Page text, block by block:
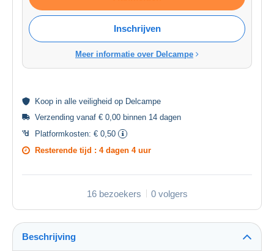
Inschrijven
Meer informatie over Delcampe
Koop in alle veiligheid op Delcampe
Verzending vanaf € 0,00 binnen 14 dagen
Platformkosten: € 0,50
Resterende tijd : 4 dagen 4 uur
16 bezoekers 0 volgers
Beschrijving